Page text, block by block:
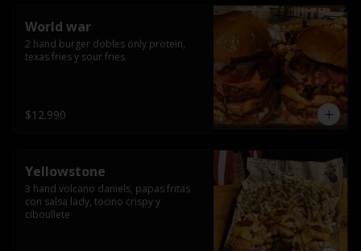
World war
2 hand burger dobles only protein,
texas fries y sour fries
$12.990
Yellowstone
3 hand volcano daniels, papas fritas
con salsa lady, tocino crispy y
ciboullete